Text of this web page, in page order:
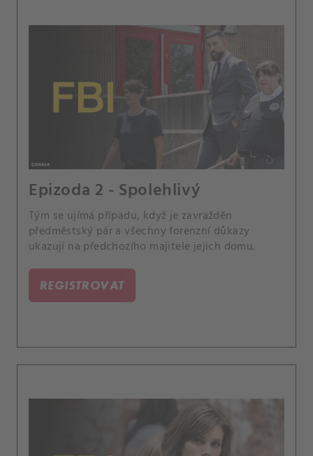
Epizoda 2 - Spolehlivý
Tým se ujímá případu, když je zavražděn
předměstský pár a všechny forenzní důkazy
ukazují na předchozího majitele jejich domu.
REGISTROVAT